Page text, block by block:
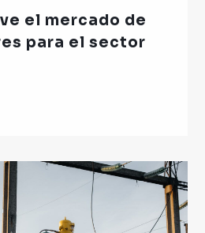
el mercado de
para el sector